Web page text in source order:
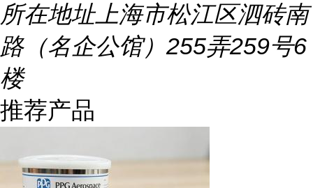
所在地址上海市松江区泗砖南
路（名企公馆）255弄259号6
楼
推荐产品